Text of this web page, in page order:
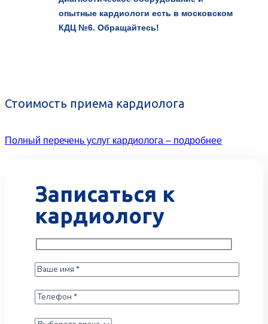
опытные кардиологи есть в московском
КДЦ №6. Обращайтесь!
Стоимость приема кардиолога
Полный перечень услуг кардиолога – подробнее
Записаться к
кардиологу